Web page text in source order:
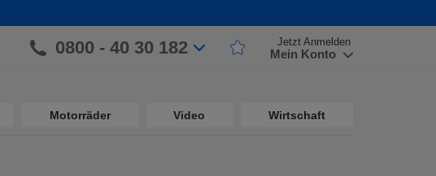
0800 - 40 30 182 Jetzt Anmelden
Mein Konto
Motorräder Video Wirtschaft